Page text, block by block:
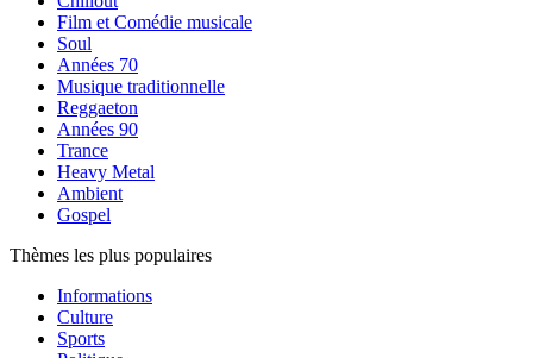
Film et Comédie musicale
Soul
Années 70
Musique traditionnelle
Reggaeton
Années 90
Trance
Heavy Metal
Ambient
Gospel
Thèmes les plus populaires
Informations
Culture
Sports